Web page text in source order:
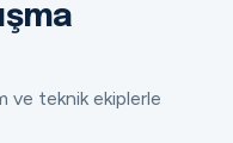
ve teknik ekiplerle